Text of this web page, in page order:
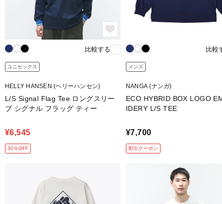
比較する
ユニセックス
HELLY HANSEN (ヘリーハンセン)
L/S Signal Flag Tee ロングスリー
ブ シグナル フラッグ ティー
¥6,545
30％OFF
比較
メンズ
NANGA (ナンガ)
ECO HYBRID BOX LOGO
IDERY L/S TEE
¥7,700
割引クーポン